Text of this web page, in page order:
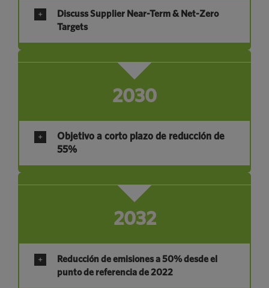
Discuss Supplier Near-Term & Net-Zero
Targets
2030
Objetivo a corto plazo de reducción de
55%
2032
Reducción de emisiones a 50% desde el
punto de referencia de 2022